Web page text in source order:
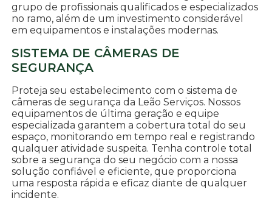
grupo de profissionais qualificados e especializados
no ramo, além de um investimento considerável
em equipamentos e instalações modernas.
SISTEMA DE CÂMERAS DE
SEGURANÇA
Proteja seu estabelecimento com o sistema de
câmeras de segurança da Leão Serviços. Nossos
equipamentos de última geração e equipe
especializada garantem a cobertura total do seu
espaço, monitorando em tempo real e registrando
qualquer atividade suspeita. Tenha controle total
sobre a segurança do seu negócio com a nossa
solução confiável e eficiente, que proporciona
uma resposta rápida e eficaz diante de qualquer
incidente.